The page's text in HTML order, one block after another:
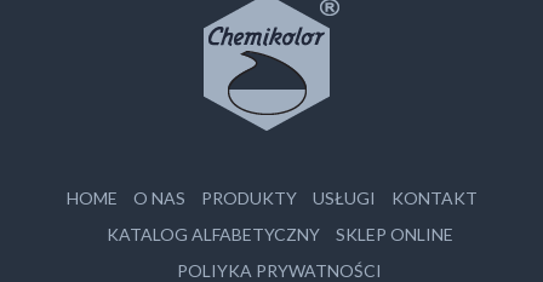
HOME O NAS PRODUKTY USŁUGI
KONTAKT
KATALOG ALFABETYCZNY
SKLEP ONLINE
POLIYKA PRYWATNOŚCI